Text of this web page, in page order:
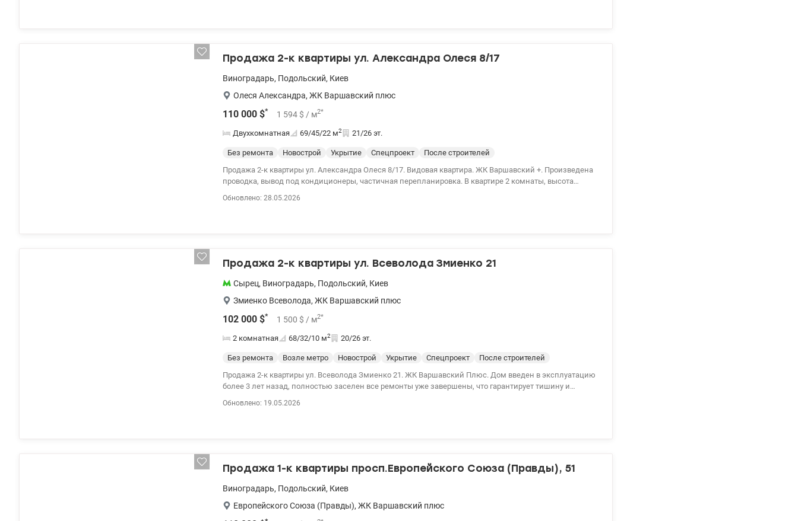
Продажа 2-к квартиры ул. Александра Олеся 8/17
Виноградарь, Подольский, Киев
Олеся Александра, ЖК Варшавский плюс
110 000 $* 1 594 $ / м2*
Двухкомнатная 69/45/22 м2 21/26 эт.
Без ремонта Новострой Укрытие Спецпроект
После строителей
Продажа 2-к квартиры ул. Александра Олеся 8/17. Видовая квартира. ЖК Варшавский +. Произведена
проводка, вывод под кондиционеры, частичная перепланировка. В квартире 2 комнаты, высота
Обновлено: 28.05.2026
Продажа 2-к квартиры ул. Всеволода Змиенко 21
Сырец, Виноградарь, Подольский, Киев
Змиенко Всеволода, ЖК Варшавский плюс
102 000 $* 1 500 $ / м2*
2 комнатная 68/32/10 м2 20/26 эт.
Без ремонта Возле метро Новострой Укрытие Спецпроект
После строителей
Продажа 2-к квартиры ул. Всеволода Змиенко 21. ЖК Варшавский Плюс. Дом введен в эксплуатацию
более 3 лет назад, полностью заселен все ремонты уже завершены, что гарантирует тишину и
Обновлено: 19.05.2026
Продажа 1-к квартиры просп.Европейского Союза (Правды), 51
Виноградарь, Подольский, Киев
Европейского Союза (Правды), ЖК Варшавский плюс